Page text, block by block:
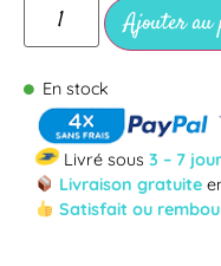
Ajouter au
En stock
Livré sous 3 – 7
Livraison gratuite
Satisfait ou